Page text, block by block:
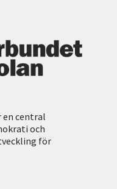
en central
och
för